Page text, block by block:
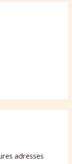
adresses